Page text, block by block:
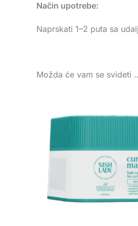
Način upotrebe:
Naprskati 1–2 puta sa
Možda će vam se svideti